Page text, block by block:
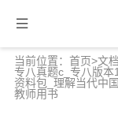
当前位置： 首页>文档
专八真题c_专八版
资料包_理解当代中
教师用书